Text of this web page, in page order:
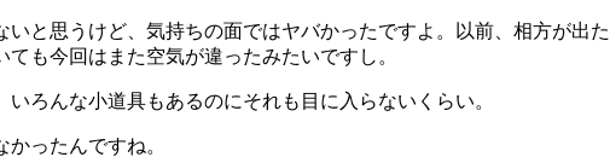
と思うけど、気持ちの面ではヤバかったですよ。以前、相方が出た
も今回はまた空気が違ったみたいですし。
ろんな小道具もあるのにそれも目に入らないくらい。
ったんですね。